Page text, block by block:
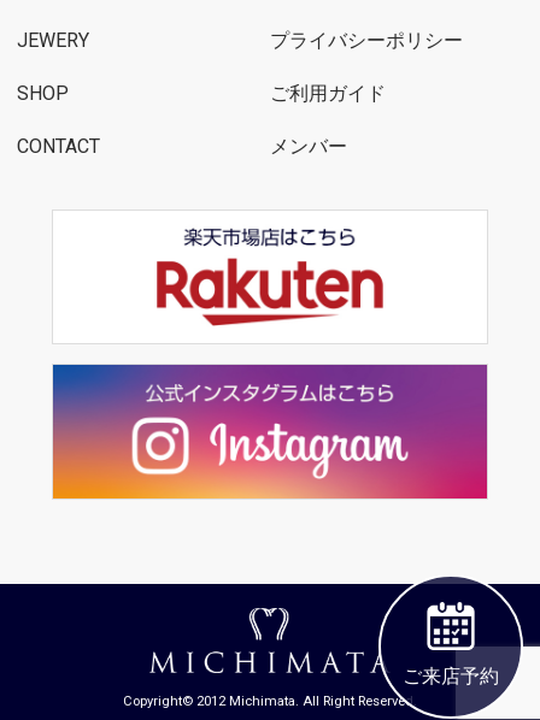
ご来店予約
JEWERY
SHOP
CONTACT
プライバシーポリシー
ご利用ガイド
メンバー
Copyright© 2012 Michimata. All Right Reserved.